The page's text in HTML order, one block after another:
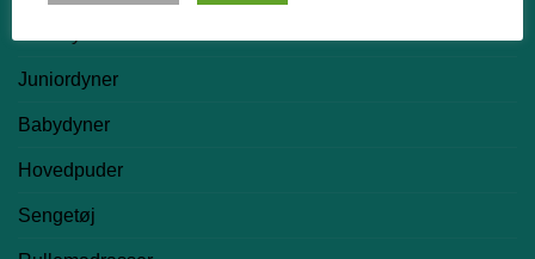
Juniordyner
Babydyner
Hovedpuder
Sengetøj